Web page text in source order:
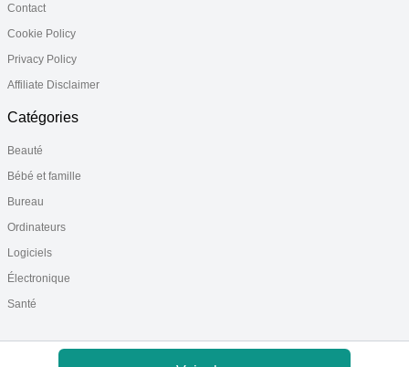
Contact
Cookie Policy
Privacy Policy
Affiliate Disclaimer
Catégories
Beauté
Bébé et famille
Bureau
Ordinateurs
Logiciels
Électronique
Santé